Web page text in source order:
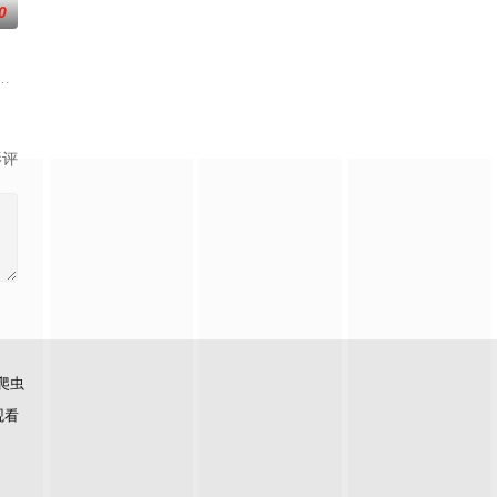
展的韩国女演员秋瓷炫及丈夫于晓光作为嘉宾参与了本季节目
分手的情侣，代替他们进行协商并做出最终抉择。
新看点：由金大浩和崔丹尼尔首次担任导游，带领成员们探索更贴近日常的
评
虫
看